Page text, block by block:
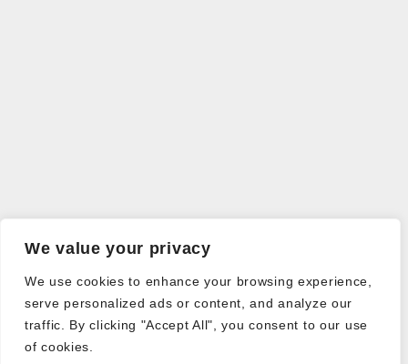
We value your privacy
We use cookies to enhance your browsing experience,
serve personalized ads or content, and analyze our
traffic. By clicking "Accept All", you consent to our use
of cookies.